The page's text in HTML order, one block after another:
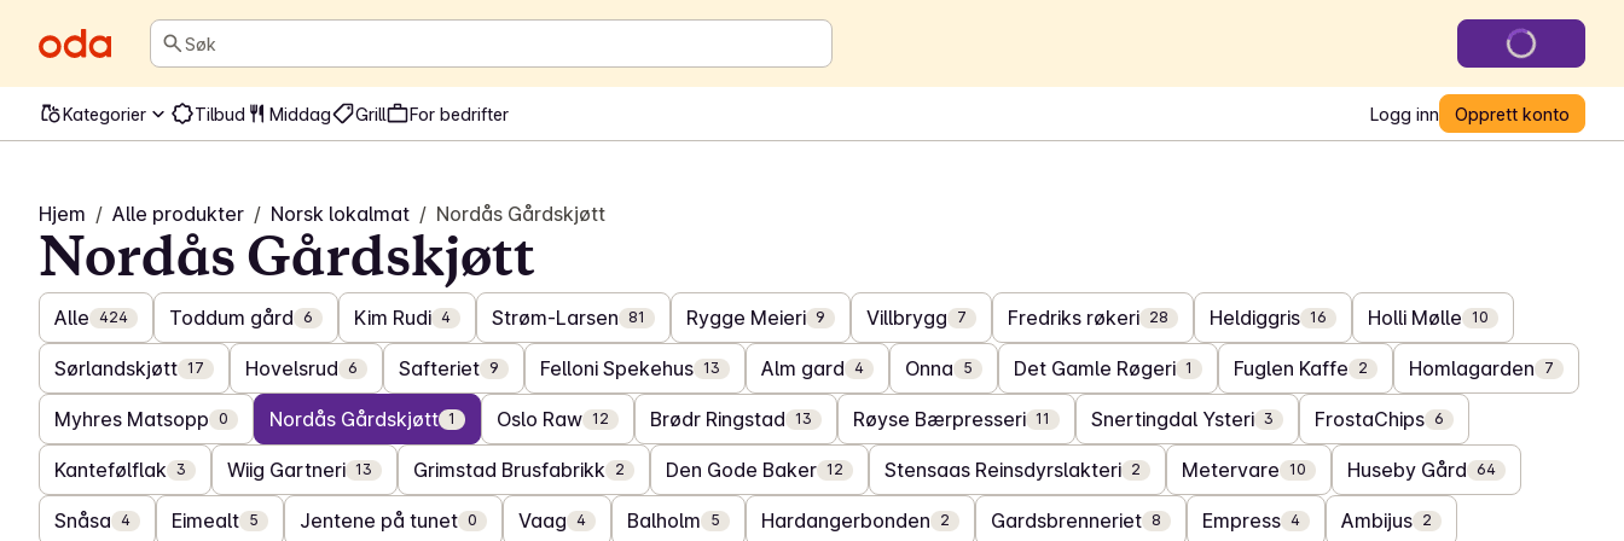
Søk
Kategorier Tilbud Middag Grill For bedrifter Logg inn Opprett konto
Hjem / Alle produkter / Norsk lokalmat / Nordås Gårdskjøtt
Nordås Gårdskjøtt
Alle 424 Toddum gård 6 Kim Rudi 4 Strøm-Larsen 81 Rygge Meieri 9 Villbrygg 7 Fredriks røkeri 28 Heldiggris 16 Holli Mølle 10
Sørlandskjøtt 17 Hovelsrud 6 Safteriet 9 Felloni Spekehus 13 Alm gard 4 Onna 5 Det Gamle Røgeri 1 Fuglen Kaffe 2 Homlagarden 7
Myhres Matsopp 0 Nordås Gårdskjøtt 1 Oslo Raw 12 Brødr Ringstad 13 Røyse Bærpresseri 11 Snertingdal Ysteri 3 FrostaChips 6
Kantefølflak 3 Wiig Gartneri 13 Grimstad Brusfabrikk 2 Den Gode Baker 12 Stensaas Reinsdyrslakteri 2 Metervare 10 Huseby Gård 64
Snåsa 4 Eimealt 5 Jentene på tunet 0 Vaag 4 Balholm 5 Hardangerbonden 2 Gardsbrenneriet 8 Empress 4 Ambijus 2